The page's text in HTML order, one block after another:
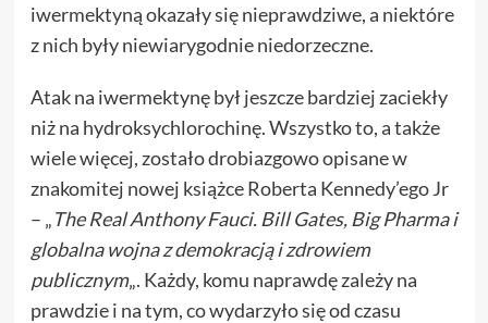
iwermektyną okazały się nieprawdziwe, a niektóre
z nich były niewiarygodnie niedorzeczne.
Atak na iwermektynę był jeszcze bardziej zaciekły
niż na hydroksychlorochinę. Wszystko to, a także
wiele więcej, zostało drobiazgowo opisane w
znakomitej nowej książce Roberta Kennedy’ego Jr
– „The Real Anthony Fauci. Bill Gates, Big Pharma i
globalna wojna z demokracją i zdrowiem
publicznym„. Każdy, komu naprawdę zależy na
prawdzie i na tym, co wydarzyło się od czasu